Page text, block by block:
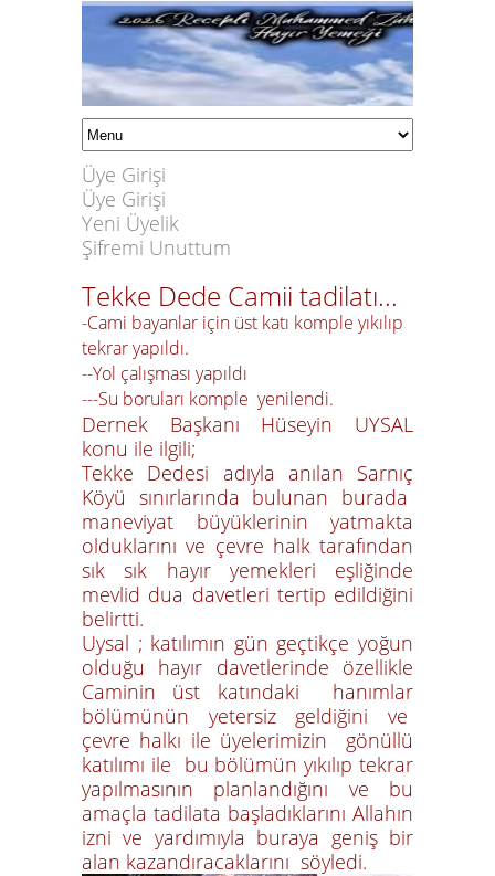
Üye Girişi
Üye Girişi
Yeni Üyelik
Şifremi Unuttum
Tekke Dede Camii tadilatı...
-Cami bayanlar için üst katı komple yıkılıp
tekrar yapıldı.
--Yol çalışması yapıldı
---Su boruları komple yenilendi.
Dernek Başkanı Hüseyin UYSAL
konu ile ilgili;
Tekke Dedesi adıyla anılan Sarnıç
Köyü sınırlarında bulunan burada
maneviyat büyüklerinin yatmakta
olduklarını ve çevre halk tarafından
sık sık hayır yemekleri eşliğinde
mevlid dua davetleri tertip edildiğini
belirtti.
Uysal ; katılımın gün geçtikçe yoğun
olduğu hayır davetlerinde özellikle
Caminin üst katındaki hanımlar
bölümünün yetersiz geldiğini ve
çevre halkı ile üyelerimizin gönüllü
katılımı ile bu bölümün yıkılıp tekrar
yapılmasının planlandığını ve bu
amaçla tadilata başladıklarını Allahın
izni ve yardımıyla buraya geniş bir
alan kazandıracaklarını söyledi.